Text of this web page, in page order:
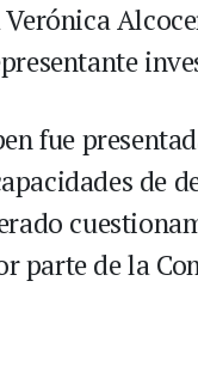
fue
de
parte de la